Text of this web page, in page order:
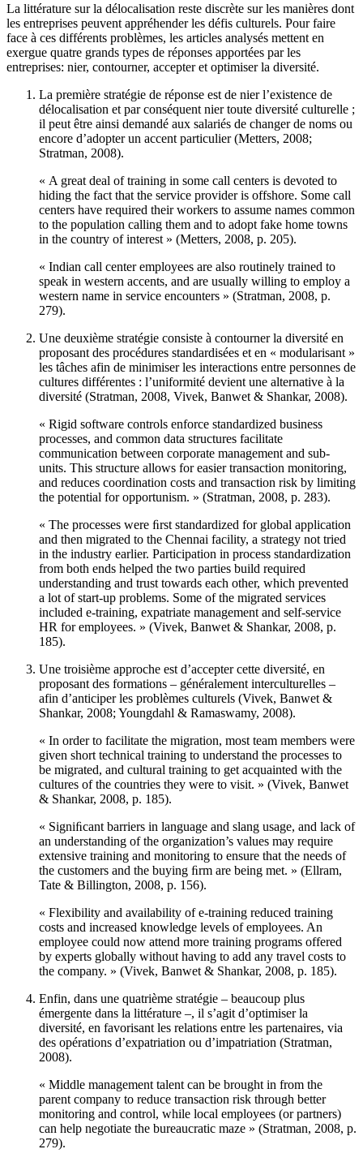
La littérature sur la délocalisation reste discrète sur les manières dont
les entreprises peuvent appréhender les défis culturels. Pour faire
face à ces différents problèmes, les articles analysés mettent en
exergue quatre grands types de réponses apportées par les
entreprises: nier, contourner, accepter et optimiser la diversité.
La première stratégie de réponse est de nier l’existence de
délocalisation et par conséquent nier toute diversité culturelle ;
il peut être ainsi demandé aux salariés de changer de noms ou
encore d’adopter un accent particulier (Metters, 2008;
Stratman, 2008).
« A great deal of training in some call centers is devoted to
hiding the fact that the service provider is offshore. Some call
centers have required their workers to assume names common
to the population calling them and to adopt fake home towns
in the country of interest » (Metters, 2008, p. 205).
« Indian call center employees are also routinely trained to
speak in western accents, and are usually willing to employ a
western name in service encounters » (Stratman, 2008, p.
279).
Une deuxième stratégie consiste à contourner la diversité en
proposant des procédures standardisées et en « modularisant »
les tâches afin de minimiser les interactions entre personnes de
cultures différentes : l’uniformité devient une alternative à la
diversité (Stratman, 2008, Vivek, Banwet & Shankar, 2008).
« Rigid software controls enforce standardized business
processes, and common data structures facilitate
communication between corporate management and sub-
units. This structure allows for easier transaction monitoring,
and reduces coordination costs and transaction risk by limiting
the potential for opportunism. » (Stratman, 2008, p. 283).
« The processes were ﬁrst standardized for global application
and then migrated to the Chennai facility, a strategy not tried
in the industry earlier. Participation in process standardization
from both ends helped the two parties build required
understanding and trust towards each other, which prevented
a lot of start-up problems. Some of the migrated services
included e-training, expatriate management and self-service
HR for employees. » (Vivek, Banwet & Shankar, 2008, p.
185).
Une troisième approche est d’accepter cette diversité, en
proposant des formations – généralement interculturelles –
afin d’anticiper les problèmes culturels (Vivek, Banwet &
Shankar, 2008; Youngdahl & Ramaswamy, 2008).
« In order to facilitate the migration, most team members were
given short technical training to understand the processes to
be migrated, and cultural training to get acquainted with the
cultures of the countries they were to visit. » (Vivek, Banwet
& Shankar, 2008, p. 185).
« Signiﬁcant barriers in language and slang usage, and lack of
an understanding of the organization’s values may require
extensive training and monitoring to ensure that the needs of
the customers and the buying ﬁrm are being met. » (Ellram,
Tate & Billington, 2008, p. 156).
« Flexibility and availability of e-training reduced training
costs and increased knowledge levels of employees. An
employee could now attend more training programs offered
by experts globally without having to add any travel costs to
the company. » (Vivek, Banwet & Shankar, 2008, p. 185).
Enfin, dans une quatrième stratégie – beaucoup plus
émergente dans la littérature –, il s’agit d’optimiser la
diversité, en favorisant les relations entre les partenaires, via
des opérations d’expatriation ou d’impatriation (Stratman,
2008).
« Middle management talent can be brought in from the
parent company to reduce transaction risk through better
monitoring and control, while local employees (or partners)
can help negotiate the bureaucratic maze » (Stratman, 2008, p.
279).